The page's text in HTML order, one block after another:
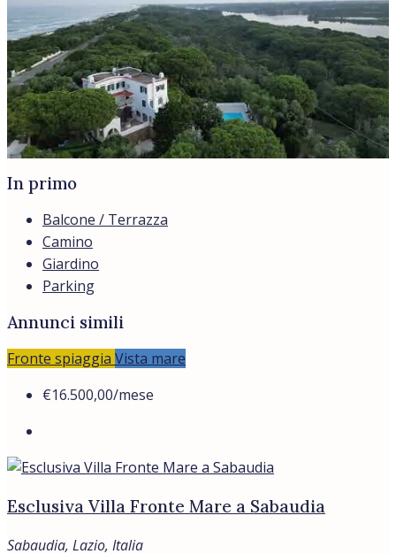
In primo
Balcone / Terrazza
Camino
Giardino
Parking
Annunci simili
Fronte spiaggia Vista mare
€16.500,00/mese
Esclusiva Villa Fronte Mare a Sabaudia
Sabaudia, Lazio, Italia